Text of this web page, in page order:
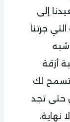
إلى
جرتنا
أزقة
تسمح لك
حتى تجد
نهاية،